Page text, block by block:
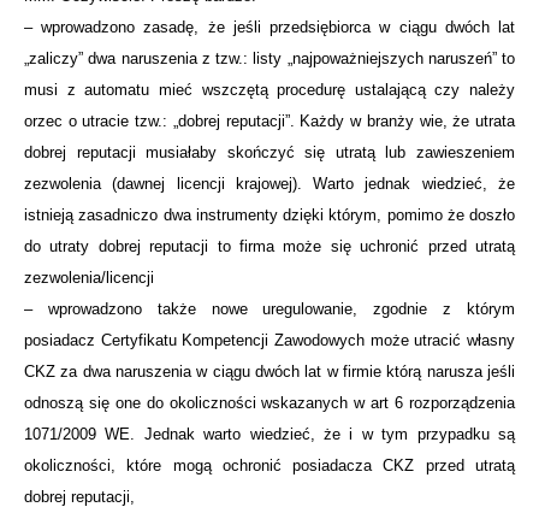
– wprowadzono zasadę, że jeśli przedsiębiorca w ciągu dwóch lat
„zaliczy” dwa naruszenia z tzw.: listy „najpoważniejszych naruszeń” to
musi z automatu mieć wszczętą procedurę ustalającą czy należy
orzec o utracie tzw.: „dobrej reputacji”. Każdy w branży wie, że utrata
dobrej reputacji musiałaby skończyć się utratą lub zawieszeniem
zezwolenia (dawnej licencji krajowej). Warto jednak wiedzieć, że
istnieją zasadniczo dwa instrumenty dzięki którym, pomimo że doszło
do utraty dobrej reputacji to firma może się uchronić przed utratą
zezwolenia/licencji
– wprowadzono także nowe uregulowanie, zgodnie z którym
posiadacz Certyfikatu Kompetencji Zawodowych może utracić własny
CKZ za dwa naruszenia w ciągu dwóch lat w firmie którą narusza jeśli
odnoszą się one do okoliczności wskazanych w art 6 rozporządzenia
1071/2009 WE. Jednak warto wiedzieć, że i w tym przypadku są
okoliczności, które mogą ochronić posiadacza CKZ przed utratą
dobrej reputacji,